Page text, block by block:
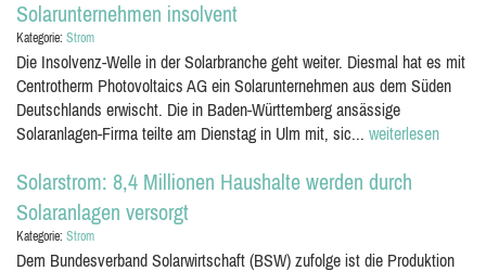
Solarunternehmen insolvent
Kategorie: Strom
Die Insolvenz-Welle in der Solarbranche geht weiter. Diesmal hat es mit
Centrotherm Photovoltaics AG ein Solarunternehmen aus dem Süden
Deutschlands erwischt. Die in Baden-Württemberg ansässige
Solaranlagen-Firma teilte am Dienstag in Ulm mit, sic... weiterlesen
Solarstrom: 8,4 Millionen Haushalte werden durch
Solaranlagen versorgt
Kategorie: Strom
Dem Bundesverband Solarwirtschaft (BSW) zufolge ist die Produktion